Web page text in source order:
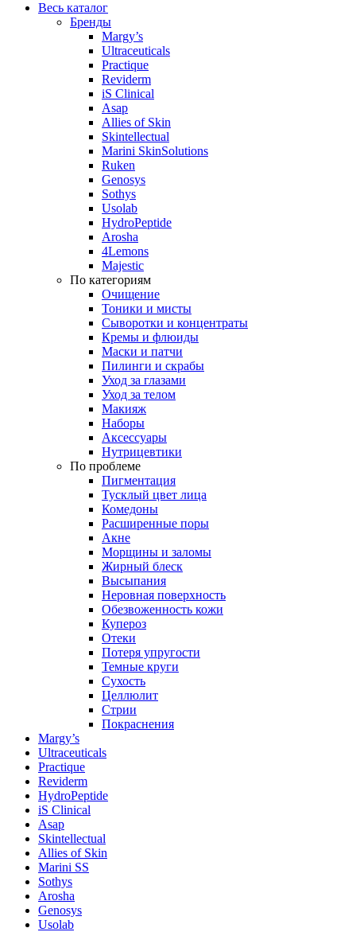
Весь каталог
Бренды
Margy’s
Ultraceuticals
Practique
Reviderm
iS Clinical
Asap
Allies of Skin
Skintellectual
Marini SkinSolutions
Ruken
Genosys
Sothys
Usolab
HydroPeptide
Arosha
4Lemons
Majestic
По категориям
Очищение
Тоники и мисты
Сыворотки и концентраты
Кремы и флюиды
Маски и патчи
Пилинги и скрабы
Уход за глазами
Уход за телом
Макияж
Наборы
Аксессуары
Нутрицевтики
По проблеме
Пигментация
Тусклый цвет лица
Комедоны
Расширенные поры
Акне
Морщины и заломы
Жирный блеск
Высыпания
Неровная поверхность
Обезвоженность кожи
Купероз
Отеки
Потеря упругости
Темные круги
Сухость
Целлюлит
Стрии
Покраснения
Margy’s
Ultraceuticals
Practique
Reviderm
HydroPeptide
iS Clinical
Asap
Skintellectual
Allies of Skin
Marini SS
Sothys
Arosha
Genosys
Usolab